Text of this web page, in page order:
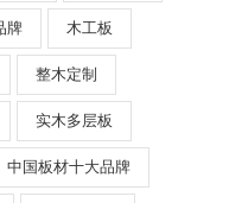
牌 木工板
整木定制
实木多层板
中国板材十大品牌